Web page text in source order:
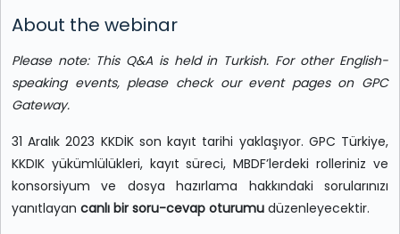
About the webinar
Please note: This Q&A is held in Turkish. For other English-
speaking events, please check our event pages on GPC
Gateway.
31 Aralık 2023 KKDİK son kayıt tarihi yaklaşıyor. GPC Türkiye,
KKDIK yükümlülükleri, kayıt süreci, MBDF’lerdeki rolleriniz ve
konsorsiyum ve dosya hazırlama hakkındaki sorularınızı
yanıtlayan canlı bir soru-cevap oturumu düzenleyecektir.